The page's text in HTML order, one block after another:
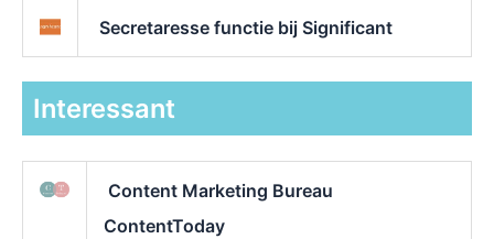
Secretaresse functie bij Significant
Interessant
Content Marketing Bureau
ContentToday